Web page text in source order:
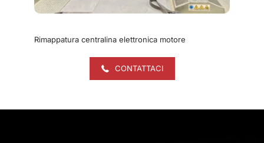
Rimappatura centralina elettronica motore
CONTATTACI